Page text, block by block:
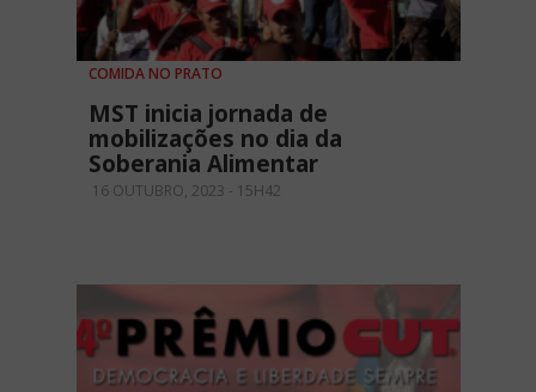
COMIDA NO PRATO
MST inicia jornada de
mobilizações no dia da
Soberania Alimentar
16 OUTUBRO, 2023 - 15H42